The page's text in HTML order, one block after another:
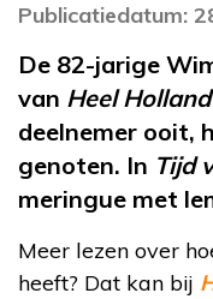
Publicatiedatum:
De 82-jarige
van Heel
deelnemer ooit,
genoten. In Tijd
meringue met
Meer lezen over
heeft? Dat kan bij